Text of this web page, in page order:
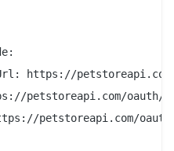
https://
petstoreapi.com/oauth/
petstoreapi.com/